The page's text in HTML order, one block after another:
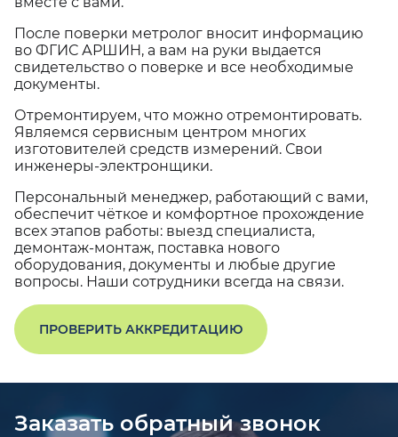
После поверки метролог вносит информацию
во ФГИС АРШИН, а вам на руки выдается
свидетельство о поверке и все необходимые
документы.
Отремонтируем, что можно отремонтировать.
Являемся сервисным центром многих
изготовителей средств измерений. Свои
инженеры-электронщики.
Персональный менеджер, работающий с вами,
обеспечит чёткое и комфортное прохождение
всех этапов работы: выезд специалиста,
демонтаж-монтаж, поставка нового
оборудования, документы и любые другие
вопросы. Наши сотрудники всегда на связи.
ПРОВЕРИТЬ АККРЕДИТАЦИЮ
Заказать обратный звонок